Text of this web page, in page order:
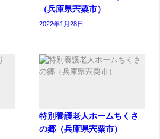
（兵庫県宍粟市）
2022年1月28日
特別養護老人ホームちくさ
の郷（兵庫県宍粟市）